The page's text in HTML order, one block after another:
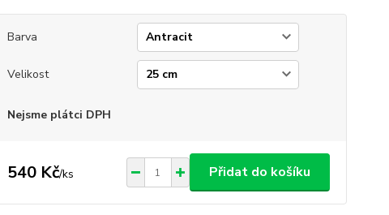
Barva
Velikost
Nejsme plátci DPH
540 Kč/ks Přidat do košíku